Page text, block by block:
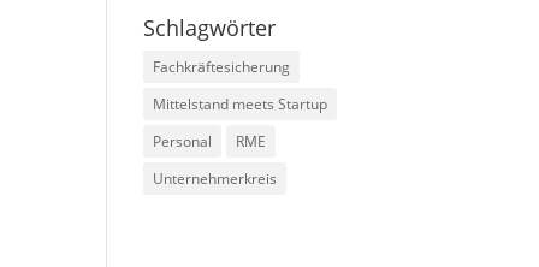
Schlagwörter
Fachkräftesicherung
Mittelstand meets Startup
Personal
RME
Unternehmerkreis